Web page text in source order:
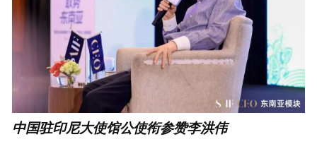
中国驻印尼大使馆公使衔参赞李洪伟